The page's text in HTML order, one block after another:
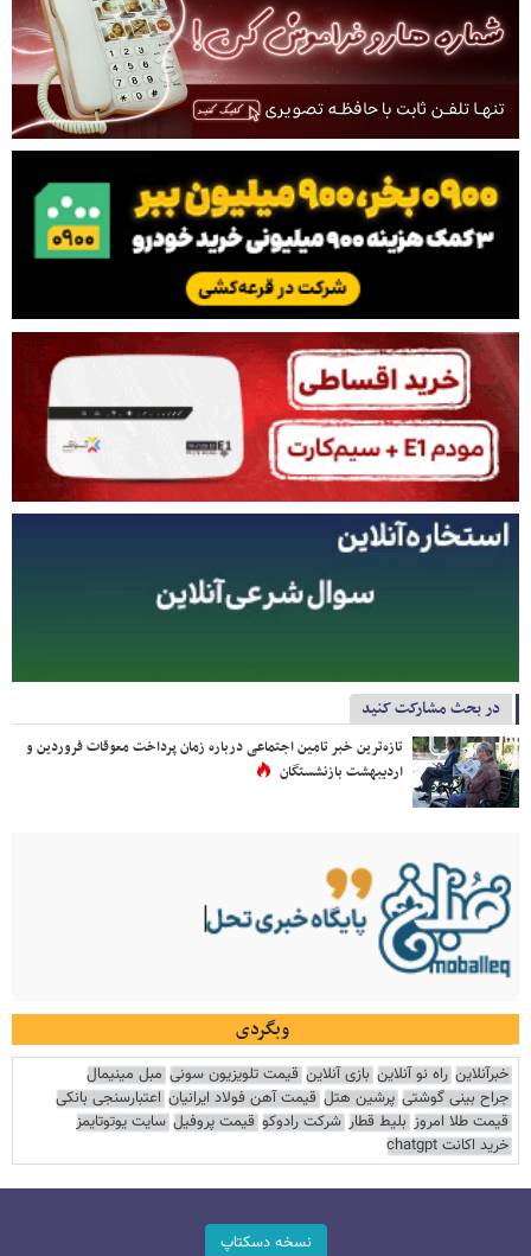
در بحث مشارکت کنید
تازه‌ترین خبر تامین اجتماعی درباره زمان پرداخت معوقات فروردین و
اردیبهشت بازنشستگان
وبگردی
خبرآنلاین راه نو آنلاین بازی آنلاین قیمت تلویزیون سونی مبل مینیمال
جراح بینی گوشتی پرشین هتل قیمت آهن فولاد ایرانیان اعتبارسنجی بانکی
قیمت طلا امروز بلیط قطار شرکت رادوکو قیمت پروفیل سایت یوتوتایمز
خرید اکانت chatgpt
نسخه دسکتاپ